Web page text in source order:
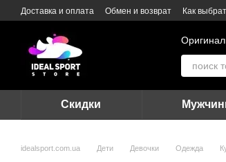
Перейти к основному контенту
Доставка и оплата Обмен и возврат Как
Скидки
idealsport.com.ua Дети Девочки Одежда